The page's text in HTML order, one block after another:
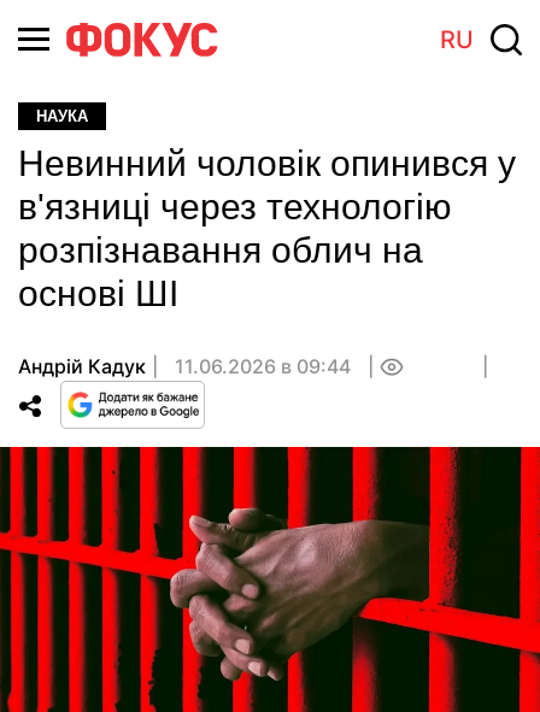
RU
НАУКА
Невинний чоловік опинився у
в'язниці через технологію
розпізнавання облич на
основі ШІ
Андрій Кадук 11.06.2026 в 09:44